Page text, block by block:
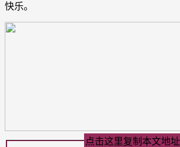
快乐。
点击这里复制本文地址